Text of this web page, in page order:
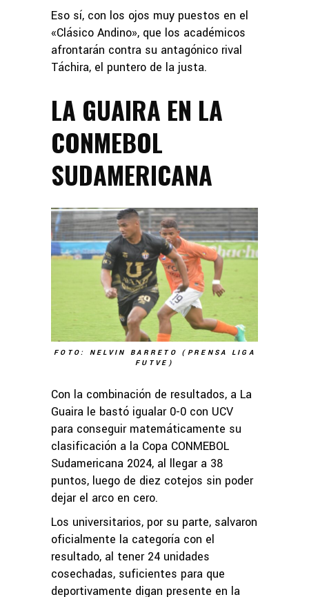
Eso sí, con los ojos muy puestos en el
«Clásico Andino», que los académicos
afrontarán contra su antagónico rival
Táchira, el puntero de la justa.
LA GUAIRA EN LA
CONMEBOL
SUDAMERICANA
FOTO: NELVIN BARRETO (PRENSA LIGA
FUTVE)
Con la combinación de resultados, a La
Guaira le bastó igualar 0-0 con UCV
para conseguir matemáticamente su
clasificación a la Copa CONMEBOL
Sudamericana 2024, al llegar a 38
puntos, luego de diez cotejos sin poder
dejar el arco en cero.
Los universitarios, por su parte, salvaron
oficialmente la categoría con el
resultado, al tener 24 unidades
cosechadas, suficientes para que
deportivamente digan presente en la